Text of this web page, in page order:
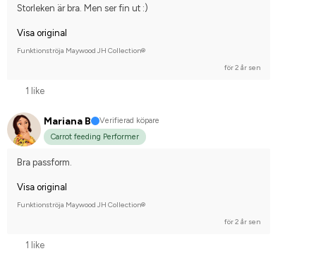
Storleken är bra. Men ser fin ut :)
Visa original
Funktionströja Maywood JH Collection®
för 2 år sen
1 like
Mariana B
Verifierad köpare
Carrot feeding Performer
Bra passform.
Visa original
Funktionströja Maywood JH Collection®
för 2 år sen
1 like